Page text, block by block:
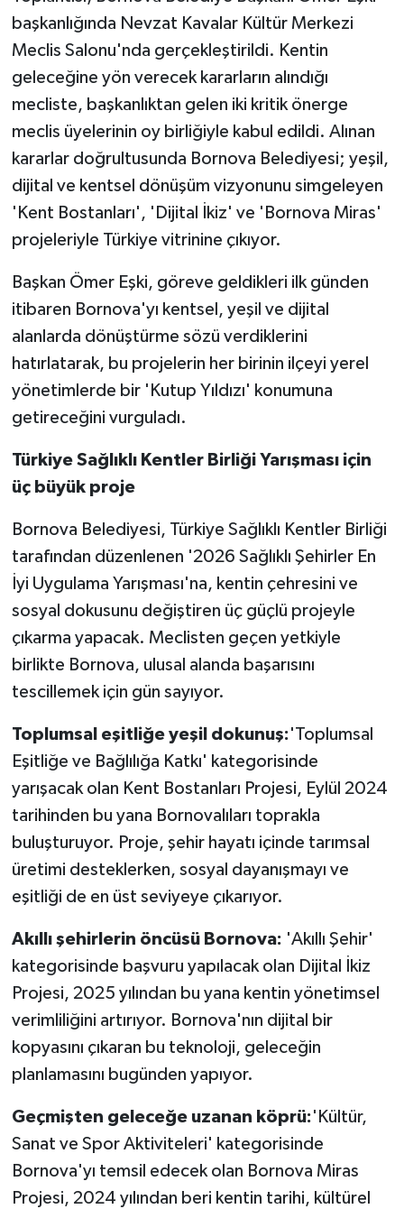
başkanlığında Nevzat Kavalar Kültür Merkezi
Meclis Salonu'nda gerçekleştirildi. Kentin
geleceğine yön verecek kararların alındığı
mecliste, başkanlıktan gelen iki kritik önerge
meclis üyelerinin oy birliğiyle kabul edildi. Alınan
kararlar doğrultusunda Bornova Belediyesi; yeşil,
dijital ve kentsel dönüşüm vizyonunu simgeleyen
'Kent Bostanları', 'Dijital İkiz' ve 'Bornova Miras'
projeleriyle Türkiye vitrinine çıkıyor.
Başkan Ömer Eşki, göreve geldikleri ilk günden
itibaren Bornova'yı kentsel, yeşil ve dijital
alanlarda dönüştürme sözü verdiklerini
hatırlatarak, bu projelerin her birinin ilçeyi yerel
yönetimlerde bir 'Kutup Yıldızı' konumuna
getireceğini vurguladı.
Türkiye Sağlıklı Kentler Birliği Yarışması için
üç büyük proje
Bornova Belediyesi, Türkiye Sağlıklı Kentler Birliği
tarafından düzenlenen '2026 Sağlıklı Şehirler En
İyi Uygulama Yarışması'na, kentin çehresini ve
sosyal dokusunu değiştiren üç güçlü projeyle
çıkarma yapacak. Meclisten geçen yetkiyle
birlikte Bornova, ulusal alanda başarısını
tescillemek için gün sayıyor.
Toplumsal eşitliğe yeşil dokunuş:'Toplumsal
Eşitliğe ve Bağlılığa Katkı' kategorisinde
yarışacak olan Kent Bostanları Projesi, Eylül 2024
tarihinden bu yana Bornovalıları toprakla
buluşturuyor. Proje, şehir hayatı içinde tarımsal
üretimi desteklerken, sosyal dayanışmayı ve
eşitliği de en üst seviyeye çıkarıyor.
Akıllı şehirlerin öncüsü Bornova: 'Akıllı Şehir'
kategorisinde başvuru yapılacak olan Dijital İkiz
Projesi, 2025 yılından bu yana kentin yönetimsel
verimliliğini artırıyor. Bornova'nın dijital bir
kopyasını çıkaran bu teknoloji, geleceğin
planlamasını bugünden yapıyor.
Geçmişten geleceğe uzanan köprü:'Kültür,
Sanat ve Spor Aktiviteleri' kategorisinde
Bornova'yı temsil edecek olan Bornova Miras
Projesi, 2024 yılından beri kentin tarihi, kültürel